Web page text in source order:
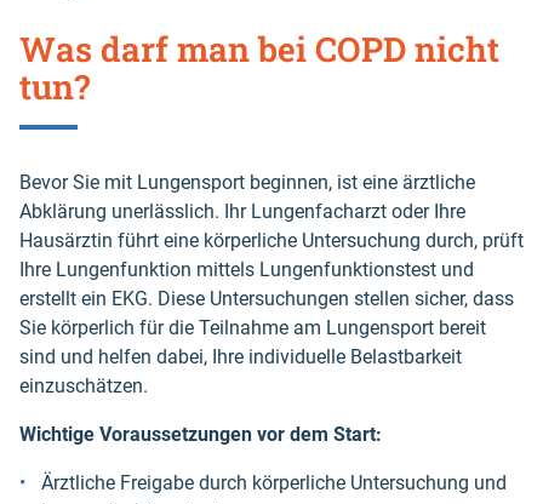
Was darf man bei COPD nicht
tun?
Bevor Sie mit Lungensport beginnen, ist eine ärztliche
Abklärung unerlässlich. Ihr Lungenfacharzt oder Ihre
Hausärztin führt eine körperliche Untersuchung durch, prüft
Ihre Lungenfunktion mittels Lungenfunktionstest und
erstellt ein EKG. Diese Untersuchungen stellen sicher, dass
Sie körperlich für die Teilnahme am Lungensport bereit
sind und helfen dabei, Ihre individuelle Belastbarkeit
einzuschätzen.
Wichtige Voraussetzungen vor dem Start:
Ärztliche Freigabe durch körperliche Untersuchung und